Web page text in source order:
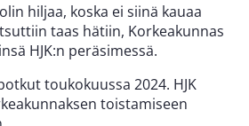
hiljaa, koska ei siinä kauaa
taas hätiin, Korkeakunnas
HJK:n peräsimessä.
toukokuussa 2024. HJK
toistamiseen